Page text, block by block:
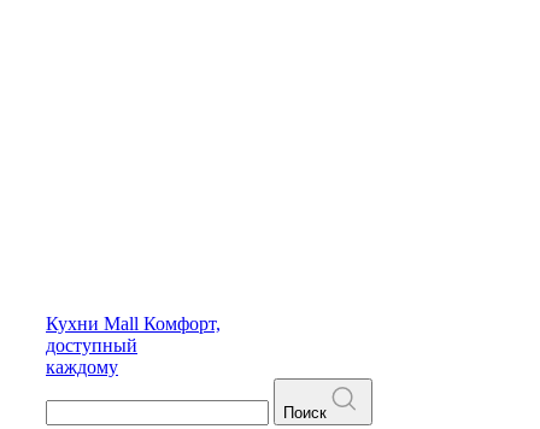
Кухни Mall Комфорт,
доступный
каждому
Поиск